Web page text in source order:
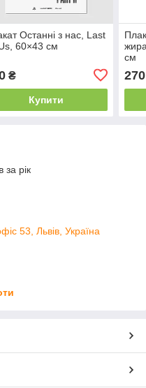
Останні з нас, Last
60×43 см
₴
Купити
см
270
за рік
53, Львів, Україна